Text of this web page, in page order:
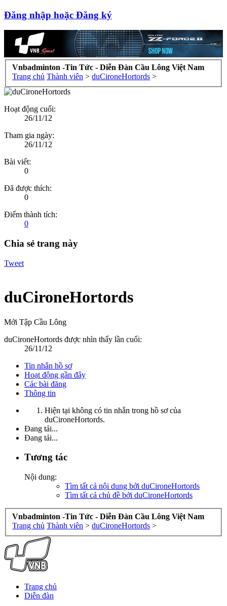
Đăng nhập hoặc Đăng ký
Vnbadminton -Tin Tức - Diễn Đàn Cầu Lông Việt Nam
Trang chủ Thành viên > duCironeHortords >
Hoạt động cuối:
26/11/12
Tham gia ngày:
26/11/12
Bài viết:
0
Đã được thích:
0
Điểm thành tích:
0
Chia sẻ trang này
Tweet
duCironeHortords
Mới Tập Cầu Lông
duCironeHortords được nhìn thấy lần cuối:
26/11/12
Tin nhắn hồ sơ
Hoạt động gần đây
Các bài đăng
Thông tin
Hiện tại không có tin nhắn trong hồ sơ của
duCironeHortords.
Đang tải...
Đang tải...
Tương tác
Nội dung:
Tìm tất cả nội dung bởi duCironeHortords
Tìm tất cả chủ đề bởi duCironeHortords
Vnbadminton -Tin Tức - Diễn Đàn Cầu Lông Việt Nam
Trang chủ Thành viên > duCironeHortords >
Trang chủ
Diễn đàn